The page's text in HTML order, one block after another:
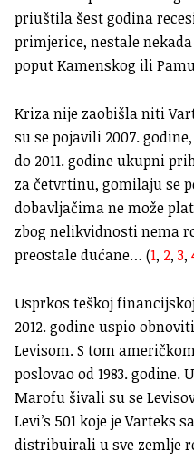
priuštila šest godina
primjerice, nestale
poput Kamenskog ili
Kriza nije zaobišla niti
su se pojavili 2007.
do 2011. godine ukupni
za četvrtinu, gomilaju se
dobavljačima ne može
zbog nelikvidnosti nema
preostale dućane… (1, 2, 3,
Usprkos teškoj
2012. godine uspio
Levisom. S tom
poslovao od 1983. godine.
Marofu šivali su se
Levi’s 501 koje je Varteks
distribuirali u sve zemlje